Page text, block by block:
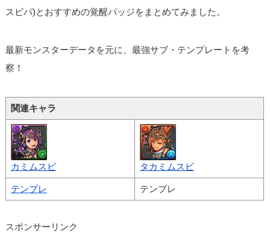
スビパ)とおすすめの覚醒バッジをまとめてみました。
最新モンスターデータを元に、最強サブ・テンプレートを考
察！
関連キャラ
カミムスビ タカミムスビ
テンプレ テンプレ
スポンサーリンク